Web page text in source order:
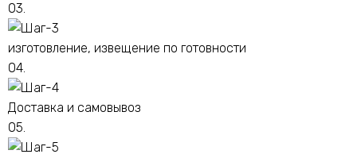
03.
изготовление, извещение по готовности
04.
Доставка и самовывоз
05.